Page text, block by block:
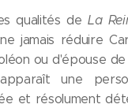
qualités deLa
jamais réduire
ou d'épouse de
une
et résolument